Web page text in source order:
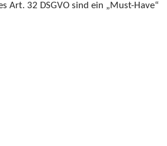
Art. 32 DSGVO sind ein „Must-Have“